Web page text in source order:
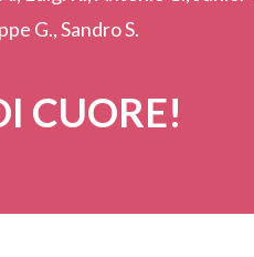
G., Sandro S.
CUORE!